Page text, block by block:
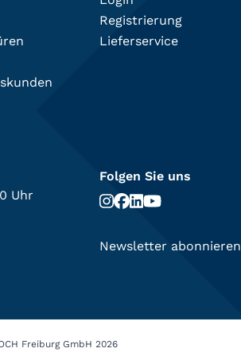
Registrierung
Lieferservice
Uhr
Folgen Sie uns
Newsletter abonnieren
Freiburg GmbH 2026